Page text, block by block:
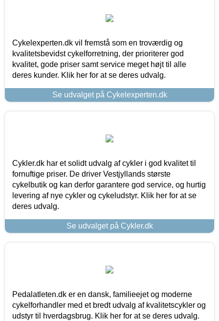
Cykelexperten.dk vil fremstå som en troværdig og
kvalitetsbevidst cykelforretning, der prioriterer god
kvalitet, gode priser samt service meget højt til alle
deres kunder. Klik her for at se deres udvalg.
Se udvalget på Cykelexperten.dk
Cykler.dk har et solidt udvalg af cykler i god kvalitet til
fornuftige priser. De driver Vestjyllands største
cykelbutik og kan derfor garantere god service, og hurtig
levering af nye cykler og cykeludstyr. Klik her for at se
deres udvalg.
Se udvalget på Cykler.dk
Pedalatleten.dk er en dansk, familieejet og moderne
cykelforhandler med et bredt udvalg af kvalitetscykler og
udstyr til hverdagsbrug. Klik her for at se deres udvalg.